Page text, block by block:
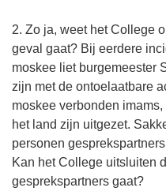
2. Zo ja, weet het College
geval gaat? Bij eerdere
moskee liet burgemeester
zijn met de ontoelaatbare
moskee verbonden
het land zijn uitgezet.
personen
Kan het College uitsluiten
gesprekspartners gaat?